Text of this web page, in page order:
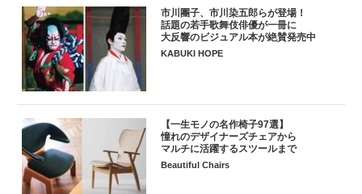
市川團子、市川染五郎らが登場！
話題の若手歌舞伎俳優が一冊に
大反響のビジュアル本が絶賛発売中
KABUKI HOPE
【一生モノの名作椅子97選】
憧れのデザイナーズチェアから
マルチに活躍するスツールまで
Beautiful Chairs